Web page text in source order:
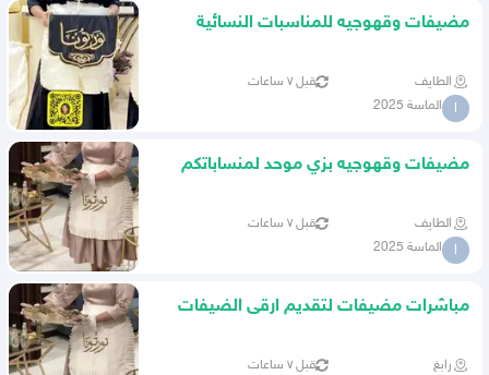
مضيفات وقهوجيه للمناسبات النسائية
الطايف قبل ٧ ساعات
ا الماسة 2025
مضيفات وقهوجيه بزي موحد لمنساباتكم
الطايف قبل ٧ ساعات
ا الماسة 2025
مباشرات مضيفات لتقديم ارقى الضيفات
رابغ قبل ٧ ساعات